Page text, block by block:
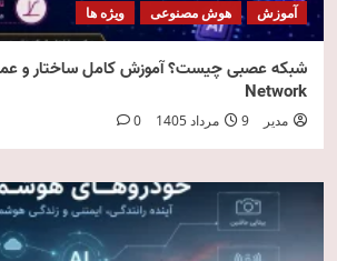
آموزش هوش مصنوعی ویژه ها
Network
مدیر 9 مرداد 1405 0